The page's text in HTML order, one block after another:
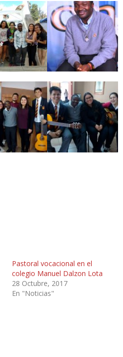
Pastoral vocacional en el
colegio Manuel Dalzon Lota
28 Octubre, 2017
En "Noticias"